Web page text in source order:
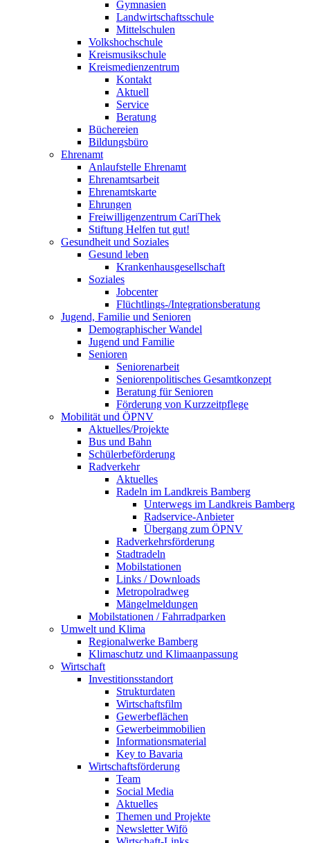
Gymnasien
Landwirtschaftsschule
Mittelschulen
Volkshochschule
Kreismusikschule
Kreismedienzentrum
Kontakt
Aktuell
Service
Beratung
Büchereien
Bildungsbüro
Ehrenamt
Anlaufstelle Ehrenamt
Ehrenamtsarbeit
Ehrenamtskarte
Ehrungen
Freiwilligenzentrum CariThek
Stiftung Helfen tut gut!
Gesundheit und Soziales
Gesund leben
Krankenhausgesellschaft
Soziales
Jobcenter
Flüchtlings-/Integrationsberatung
Jugend, Familie und Senioren
Demographischer Wandel
Jugend und Familie
Senioren
Seniorenarbeit
Seniorenpolitisches Gesamtkonzept
Beratung für Senioren
Förderung von Kurzzeitpflege
Mobilität und ÖPNV
Aktuelles/Projekte
Bus und Bahn
Schülerbeförderung
Radverkehr
Aktuelles
Radeln im Landkreis Bamberg
Unterwegs im Landkreis Bamberg
Radservice-Anbieter
Übergang zum ÖPNV
Radverkehrsförderung
Stadtradeln
Mobilstationen
Links / Downloads
Metropolradweg
Mängelmeldungen
Mobilstationen / Fahrradparken
Umwelt und Klima
Regionalwerke Bamberg
Klimaschutz und Klimaanpassung
Wirtschaft
Investitionsstandort
Strukturdaten
Wirtschaftsfilm
Gewerbeflächen
Gewerbeimmobilien
Informationsmaterial
Key to Bavaria
Wirtschaftsförderung
Team
Social Media
Aktuelles
Themen und Projekte
Newsletter Wifö